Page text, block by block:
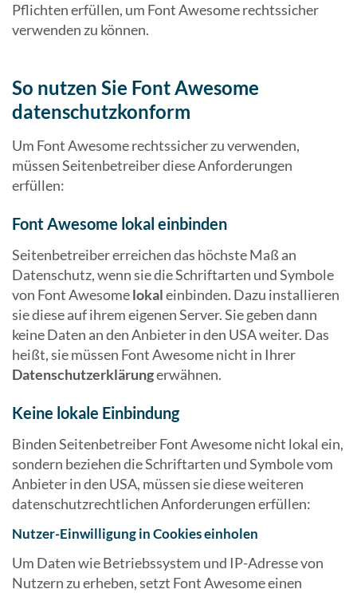
Pflichten erfüllen, um Font Awesome rechtssicher
verwenden zu können.
So nutzen Sie Font Awesome
datenschutzkonform
Um Font Awesome rechtssicher zu verwenden,
müssen Seitenbetreiber diese Anforderungen
erfüllen:
Font Awesome lokal einbinden
Seitenbetreiber erreichen das höchste Maß an
Datenschutz, wenn sie die Schriftarten und Symbole
von Font Awesomelokaleinbinden. Dazu installieren
sie diese auf ihrem eigenen Server. Sie geben dann
keine Daten an den Anbieter in den USA weiter. Das
heißt, sie müssen Font Awesome nicht in Ihrer
Datenschutzerklärungerwähnen.
Keine lokale Einbindung
Binden Seitenbetreiber Font Awesome nicht lokal ein,
sondern beziehen die Schriftarten und Symbole vom
Anbieter in den USA, müssen sie diese weiteren
datenschutzrechtlichen Anforderungen erfüllen:
Nutzer-Einwilligung in Cookies einholen
Um Daten wie Betriebssystem und IP-Adresse von
Nutzern zu erheben, setzt Font Awesome einen